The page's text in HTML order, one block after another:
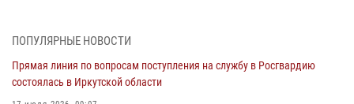
04 августа 2026, 07:14 3
Росгвардейцы потушили загоревшийся автомобиль в Иркутске
03 августа 2026, 04:55
ПОПУЛЯРНЫЕ НОВОСТИ
Прямая линия по вопросам поступления на службу в Росгвардию
состоялась в Иркутской области